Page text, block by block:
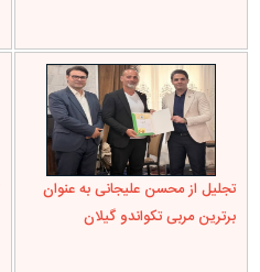
تجلیل از محسن علیجانی به عنوان
برترین مربی تکواندو گیلان